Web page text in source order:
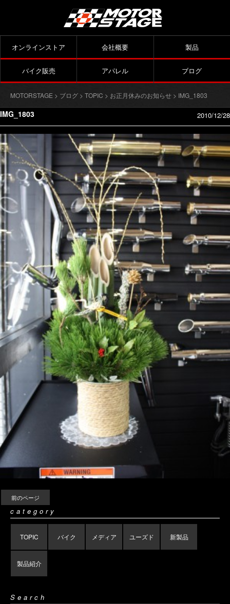
オンラインストア 会社概要 製品
バイク販売 アパレル ブログ
MOTORSTAGE > ブログ > TOPIC > お正月休みのお知らせ > IMG_1803
IMG_1803 2010/12/28
前のページ
category
TOPIC バイク メディア ユーズド 新製品
製品紹介
Search